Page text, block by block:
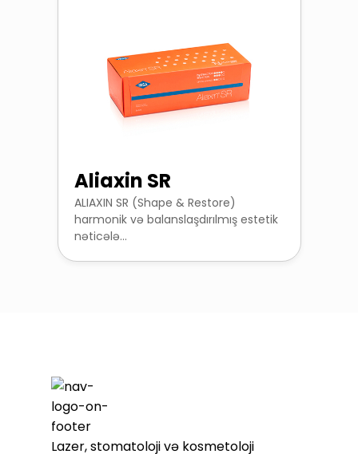
Aliaxin SR
ALIAXIN SR (Shape & Restore)
harmonik və balanslaşdırılmış estetik
nəticələ...
Lazer, stomatoloji və kosmetoloji